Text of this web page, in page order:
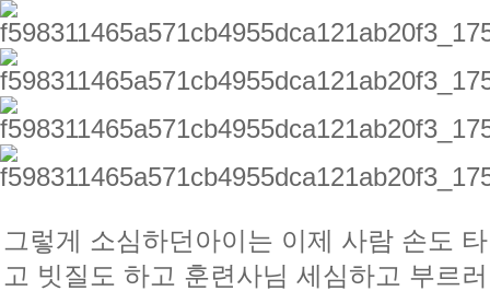
그렇게 소심하던아이는 이제 사람 손도 타
고 빗질도 하고 훈련사님 세심하고 부르러